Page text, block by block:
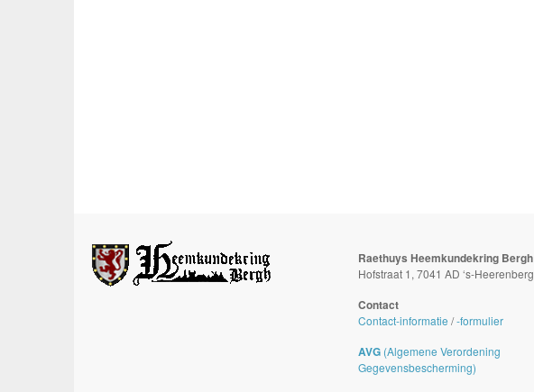
Raethuys Heemkundekring Bergh
Hofstraat 1, 7041 AD ‘s-Heerenberg
Contact
Contact-informatie /-formulier
AVG (Algemene Verordening
Gegevensbescherming)